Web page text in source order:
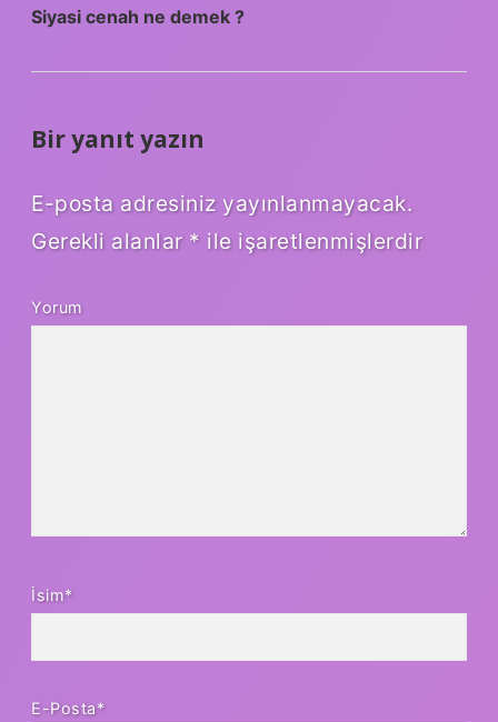
Siyasi cenah ne demek ?
Bir yanıt yazın
E-posta adresiniz yayınlanmayacak.
Gerekli alanlar * ile işaretlenmişlerdir
Yorum
İsim*
E-Posta*